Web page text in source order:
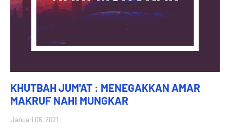
KHUTBAH JUM'AT : MENEGAKKAN AMAR
MAKRUF NAHI MUNGKAR
Januari 08, 2021